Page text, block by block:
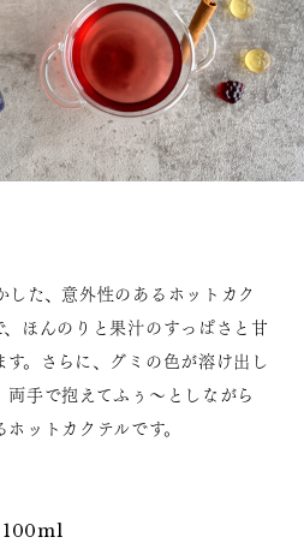
た、意外性のあるホットカク
ほんのりと果汁のすっぱさと甘
。さらに、グミの色が溶け出し
手で抱えてふぅ～としながら
ットカクテルです。
100ml